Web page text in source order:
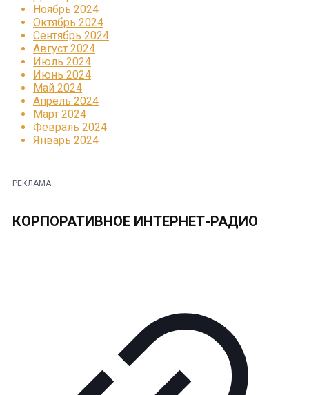
Ноябрь 2024
Октябрь 2024
Сентябрь 2024
Август 2024
Июль 2024
Июнь 2024
Май 2024
Апрель 2024
Март 2024
Февраль 2024
Январь 2024
РЕКЛАМА
КОРПОРАТИВНОЕ ИНТЕРНЕТ-РАДИО